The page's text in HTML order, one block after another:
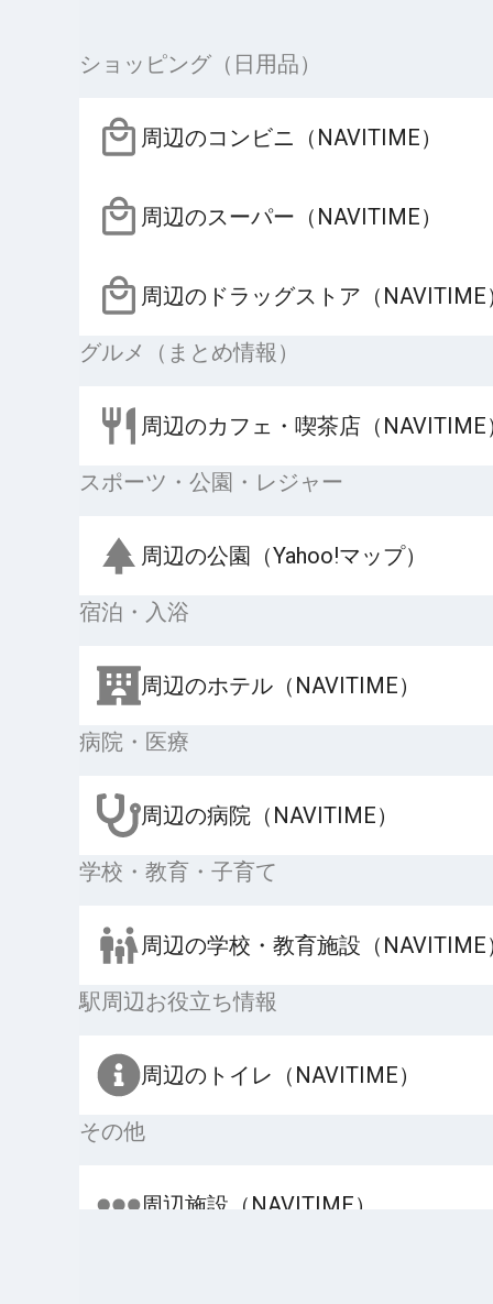
ショッピング（日用品）
周辺のコンビニ（NAVITIME）
周辺のスーパー（NAVITIME）
周辺のドラッグストア（NAVITIME
グルメ（まとめ情報）
周辺のカフェ・喫茶店（NAVITIME
スポーツ・公園・レジャー
周辺の公園（Yahoo!マップ）
宿泊・入浴
周辺のホテル（NAVITIME）
病院・医療
周辺の病院（NAVITIME）
学校・教育・子育て
周辺の学校・教育施設（NAVITIME
駅周辺お役立ち情報
周辺のトイレ（NAVITIME）
その他
周辺施設（NAVITIME）